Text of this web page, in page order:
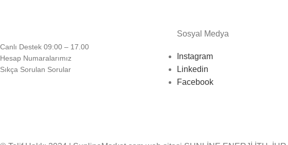
Canlı Destek 09:00 – 17.00
Hesap Numaralarımız
Sıkça Sorulan Sorular
Sosyal Medya
Instagram
Linkedin
Facebook